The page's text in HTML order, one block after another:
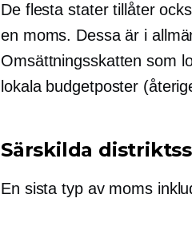
De flesta stater tillåter
en moms. Dessa är i
Omsättningsskatten som
lokala budgetposter
Särskilda
En sista typ av moms